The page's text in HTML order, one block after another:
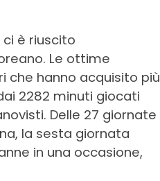
è riuscito
Le ottime
che hanno acquisito più
2282 minuti giocati
Delle 27 giornate
la sesta giornata
in una occasione,